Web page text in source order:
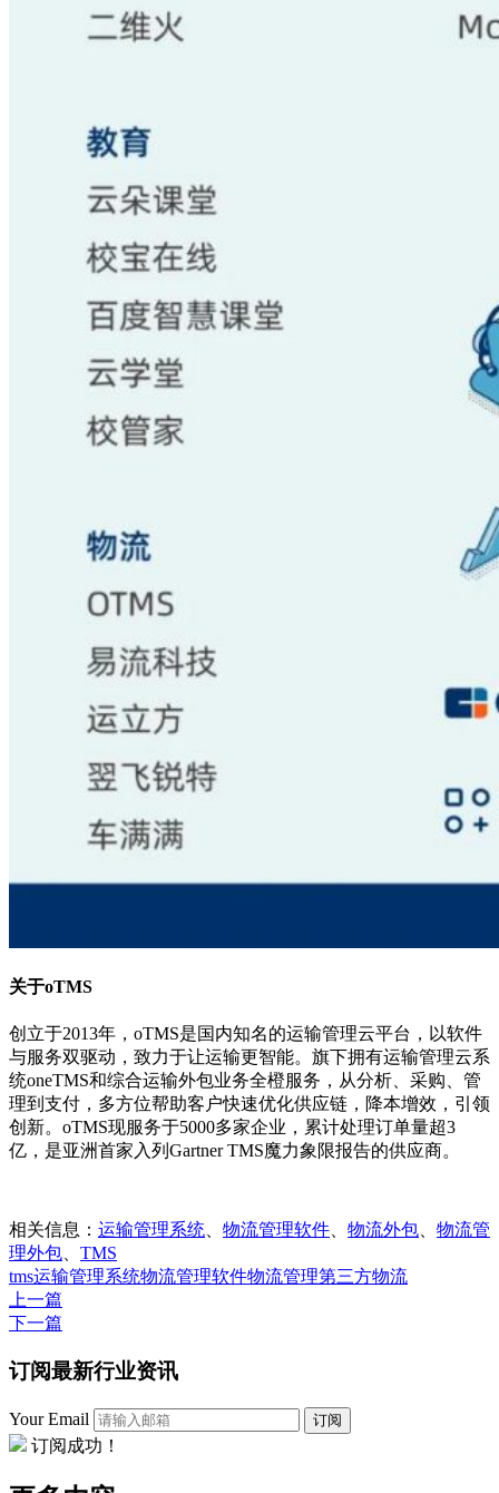
关于oTMS
创立于2013年，oTMS是国内知名的运输管理云平台，以软件
与服务双驱动，致力于让运输更智能。旗下拥有运输管理云系
统oneTMS和综合运输外包业务全橙服务，从分析、采购、管
理到支付，多方位帮助客户快速优化供应链，降本增效，引领
创新。oTMS现服务于5000多家企业，累计处理订单量超3
亿，是亚洲首家入列Gartner TMS魔力象限报告的供应商。
相关信息： 运输管理系统 物流管理软件 物流外包
物流管
理外包
TMS
tms运输管理系统物流管理软件物流管理第三方物流
上一篇
下一篇
订阅最新行业资讯
Your Email 订阅
订阅成功！